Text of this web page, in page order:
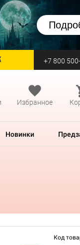
на Zvezda +7 800
Избранное
Новинки
Код